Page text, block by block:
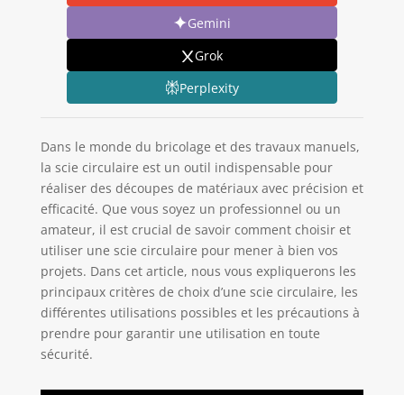
Gemini
Grok
Perplexity
Dans le monde du bricolage et des travaux manuels,
la scie circulaire est un outil indispensable pour
réaliser des découpes de matériaux avec précision et
efficacité. Que vous soyez un professionnel ou un
amateur, il est crucial de savoir comment choisir et
utiliser une scie circulaire pour mener à bien vos
projets. Dans cet article, nous vous expliquerons les
principaux critères de choix d’une scie circulaire, les
différentes utilisations possibles et les précautions à
prendre pour garantir une utilisation en toute
sécurité.